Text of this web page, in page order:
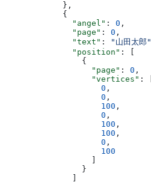
            },
            {
              "angel"
: 0 ,
              "page"
: 0 ,
              "text"
: "山田太郎"
              "position"
: [
                {
                  "page"
: 0 ,
                  "vertices"
: [
                    0
,
                    0
,
                    100
,
                    0
,
                    100
,
                    100
,
                    0
,
                    100
                }